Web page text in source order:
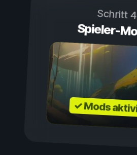
Schritt 4
Spieler-
✓ Mods